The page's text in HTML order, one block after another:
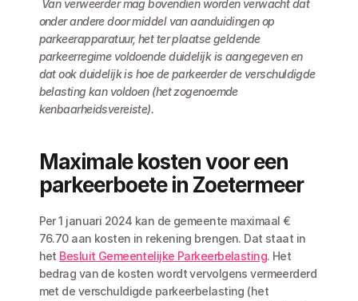
Van verweerder mag bovendien worden verwacht dat
onder andere door middel van aanduidingen op
parkeerapparatuur, het ter plaatse geldende
parkeerregime voldoende duidelijk is aangegeven en
dat ook duidelijk is hoe de parkeerder de verschuldigde
belasting kan voldoen (het zogenoemde
kenbaarheidsvereiste).
Maximale kosten voor een
parkeerboete in Zoetermeer
Per 1 januari 2024 kan de gemeente maximaal €
76.70 aan kosten in rekening brengen. Dat staat in
het Besluit Gemeentelijke Parkeerbelasting. Het
bedrag van de kosten wordt vervolgens vermeerderd
met de verschuldigde parkeerbelasting (het